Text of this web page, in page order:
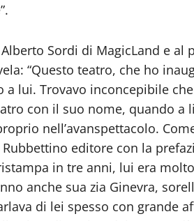
Sordi di MagicLand e al
“Questo teatro, che ho
lui. Trovavo inconcepibile
con il suo nome, quando
nell’avanspettacolo.
editore con la
in tre anni, lui era
anche sua zia Ginevra,
di lei spesso con grande